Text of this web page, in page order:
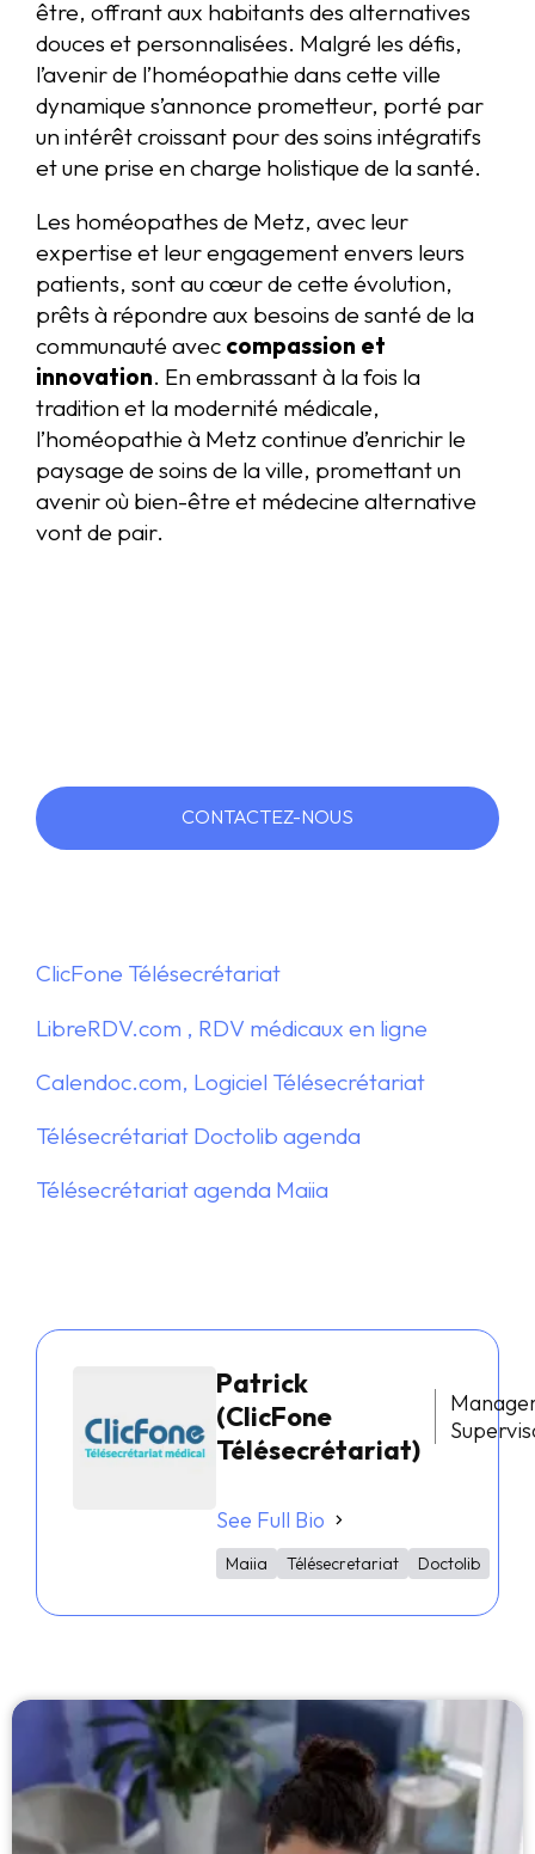
être, offrant aux habitants des alternatives
douces et personnalisées. Malgré les défis,
l’avenir de l’homéopathie dans cette ville
dynamique s’annonce prometteur, porté par
un intérêt croissant pour des soins intégratifs
et une prise en charge holistique de la santé.
Les homéopathes de Metz, avec leur
expertise et leur engagement envers leurs
patients, sont au cœur de cette évolution,
prêts à répondre aux besoins de santé de la
communauté avec compassion et
innovation. En embrassant à la fois la
tradition et la modernité médicale,
l’homéopathie à Metz continue d’enrichir le
paysage de soins de la ville, promettant un
avenir où bien-être et médecine alternative
vont de pair.
CONTACTEZ-NOUS
ClicFone Télésecrétariat
LibreRDV.com , RDV médicaux en ligne
Calendoc.com, Logiciel Télésecrétariat
Télésecrétariat Doctolib agenda
Télésecrétariat agenda Maiia
Patrick
(ClicFone
Télésecrétariat)
See Full Bio
Maiia Télésecretariat Doctolib